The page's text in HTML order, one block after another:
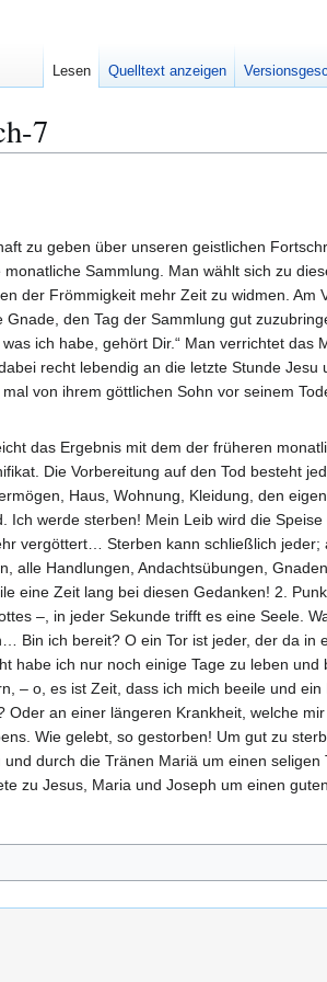
7
zu geben über unseren geistlichen
Sammlung. Man wählt sich zu
der Frömmigkeit mehr Zeit zu widmen. Am
den Tag der Sammlung gut
ich habe, gehört Dir.“ Man verrichtet
recht lebendig an die letzte Stunde
von ihrem göttlichen Sohn vor seinem
das Ergebnis mit dem der früheren
Die Vorbereitung auf den Tod besteht
Haus, Wohnung, Kleidung, den
werde sterben! Mein Leib wird die
vergöttert… Sterben kann schließlich
alle Handlungen, Andachtsübungen,
eine Zeit lang bei diesen Gedanken! 2.
–, in jeder Sekunde trifft es eine Seele.
ich bereit? O ein Tor ist jeder, der da in
ich nur noch einige Tage zu leben
– o, es ist Zeit, dass ich mich beeile und
an einer längeren Krankheit, welche
Wie gelebt, so gestorben! Um gut zu
durch die Tränen Mariä um einen
zu Jesus, Maria und Joseph um einen
Lesen Quelltext anzeigen